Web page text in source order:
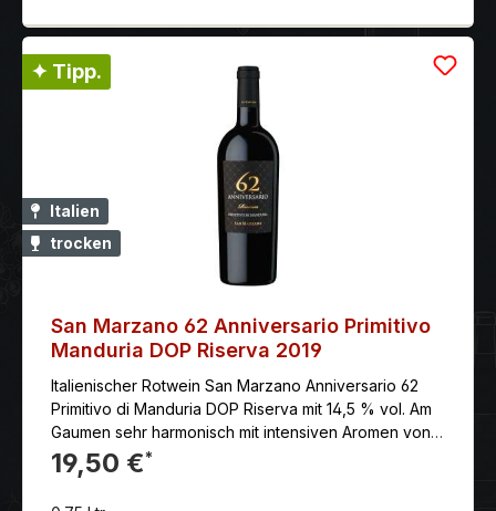
✦ Tipp.
Italien
trocken
San Marzano 62 Anniversario Primitivo
Manduria DOP Riserva 2019
Italienischer Rotwein San Marzano Anniversario 62
Primitivo di Manduria DOP Riserva mit 14,5 % vol. Am
Gaumen sehr harmonisch mit intensiven Aromen von
Trockenpflaume und Kirschkonfitüre. Anklänge von
Gewürzen und Tabak, Kakao, Kaffee und Vanille
19,50 €*